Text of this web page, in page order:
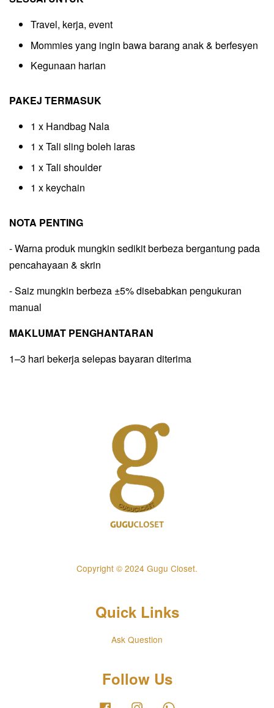
Travel, kerja, event
Mommies yang ingin bawa barang anak & berfesyen
Kegunaan harian
PAKEJ TERMASUK
1 x Handbag Nala
1 x Tali sling boleh laras
1 x Tali shoulder
1 x keychain
NOTA PENTING
- Warna produk mungkin sedikit berbeza bergantung pada
pencahayaan & skrin
- Saiz mungkin berbeza ±5% disebabkan pengukuran
manual
MAKLUMAT PENGHANTARAN
1–3 hari bekerja selepas bayaran diterima
Copyright © 2024 Gugu Closet.
Quick Links
Ask Question
Follow Us